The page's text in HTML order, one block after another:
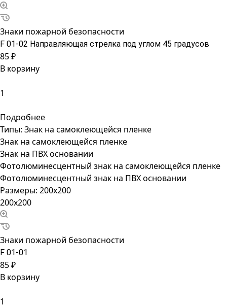
Знаки пожарной безопасности
F 01-02 Направляющая стрелка под углом 45 градусов
85 ₽
В корзину
Подробнее
Типы: Знак на самоклеющейся пленке
Знак на самоклеющейся пленке
Знак на ПВХ основании
Фотолюминесцентный знак на самоклеющейся пленке
Фотолюминесцентный знак на ПВХ основании
Размеры: 200x200
200x200
Знаки пожарной безопасности
F 01-01
85 ₽
В корзину